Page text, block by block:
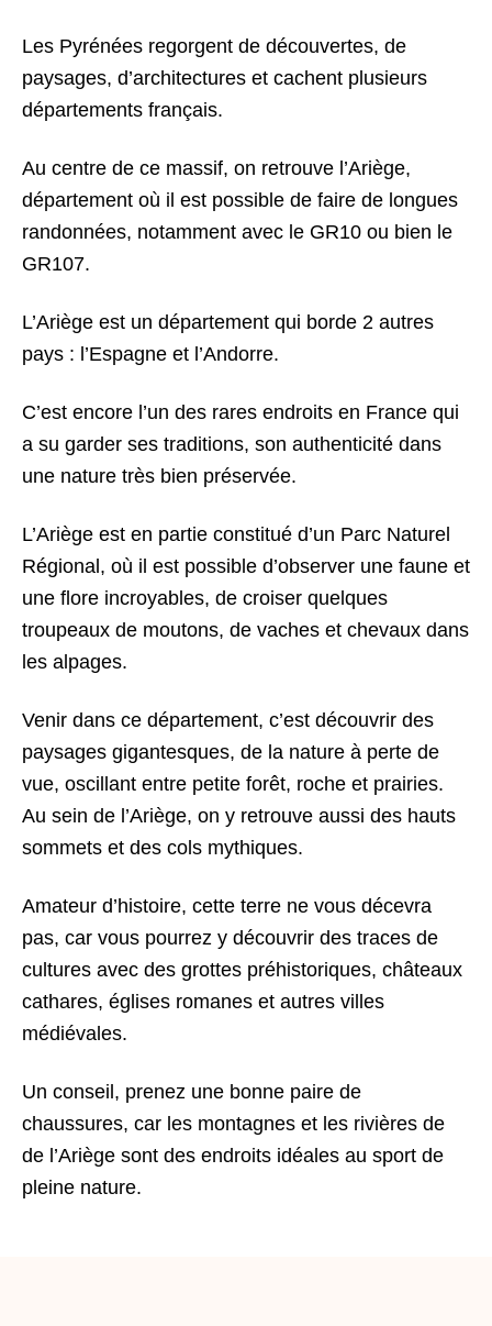
Les Pyrénées regorgent de découvertes, de
paysages, d’architectures et cachent plusieurs
départements français.
Au centre de ce massif, on retrouve l’Ariège,
département où il est possible de faire de longues
randonnées, notamment avec le GR10 ou bien le
GR107.
L’Ariège est un département qui borde 2 autres
pays : l’Espagne et l’Andorre.
C’est encore l’un des rares endroits en France qui
a su garder ses traditions, son authenticité dans
une nature très bien préservée.
L’Ariège est en partie constitué d’un Parc Naturel
Régional, où il est possible d’observer une faune et
une flore incroyables, de croiser quelques
troupeaux de moutons, de vaches et chevaux dans
les alpages.
Venir dans ce département, c’est découvrir des
paysages gigantesques, de la nature à perte de
vue, oscillant entre petite forêt, roche et prairies.
Au sein de l’Ariège, on y retrouve aussi des hauts
sommets et des cols mythiques.
Amateur d’histoire, cette terre ne vous décevra
pas, car vous pourrez y découvrir des traces de
cultures avec des grottes préhistoriques, châteaux
cathares, églises romanes et autres villes
médiévales.
Un conseil, prenez une bonne paire de
chaussures, car les montagnes et les rivières de
de l’Ariège sont des endroits idéales au sport de
pleine nature.